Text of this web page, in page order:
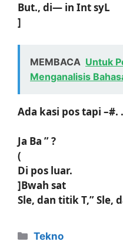
But., di— in Int syL
]
MEMBACA Untuk
Menganalisis
Ada kasi pos tapi –#.
Ja Ba ” ?
(
Di pos luar.
]Bwah sat
Sle, dan titik T,” Sle,
Kategori
Tekno